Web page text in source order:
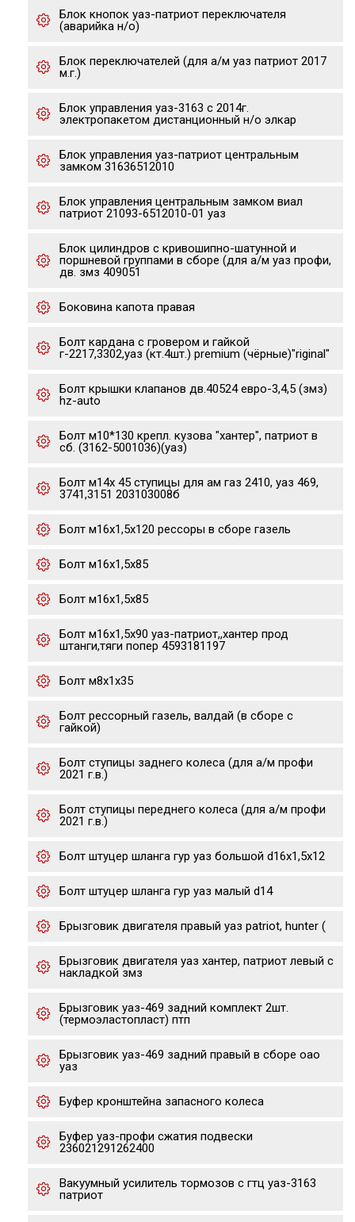
Блок кнопок уаз-патриот переключателя
(аварийка н/о)
Блок переключателей (для а/м уаз патриот 2017
м.г.)
Блок управления уаз-3163 с 2014г.
электропакетом дистанционный н/о элкар
Блок управления уаз-патриот центральным
замком 31636512010
Блок управления центральным замком виал
патриот 21093-6512010-01 уаз
Блок цилиндров с кривошипно-шатунной и
поршневой группами в сборе (для а/м уаз профи,
дв. змз 409051
Боковина капота правая
Болт кардана с гровером и гайкой
г-2217,3302,уаз (кт.4шт.) premium (чёрные)"riginal"
Болт крышки клапанов дв.40524 евро-3,4,5 (змз)
hz-auto
Болт м10*130 крепл. кузова "хантер", патриот в
сб. (3162-5001036)(уаз)
Болт м14х 45 ступицы для ам газ 2410, уаз 469,
3741,3151 203103008б
Болт м16х1,5х120 рессоры в сборе газель
Болт м16х1,5х85
Болт м16х1,5х85
Болт м16х1,5х90 уаз-патриот,,хантер прод
штанги,тяги попер 4593181197
Болт м8х1х35
Болт рессорный газель, валдай (в сборе с
гайкой)
Болт ступицы заднего колеса (для а/м профи
2021 г.в.)
Болт ступицы переднего колеса (для а/м профи
2021 г.в.)
Болт штуцер шланга гур уаз большой d16х1,5х12
Болт штуцер шланга гур уаз малый d14
Брызговик двигателя правый уаз patriot, hunter (
Брызговик двигателя уаз хантер, патриот левый с
накладкой змз
Брызговик уаз-469 задний комплект 2шт.
(термоэластопласт) птп
Брызговик уаз-469 задний правый в сборе оао
уаз
Буфер кронштейна запасного колеса
Буфер уаз-профи сжатия подвески
236021291262400
Вакуумный усилитель тормозов с гтц уаз-3163
патриот